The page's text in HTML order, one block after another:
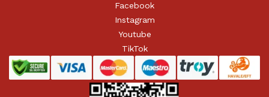
Facebook
Instagram
Youtube
TikTok